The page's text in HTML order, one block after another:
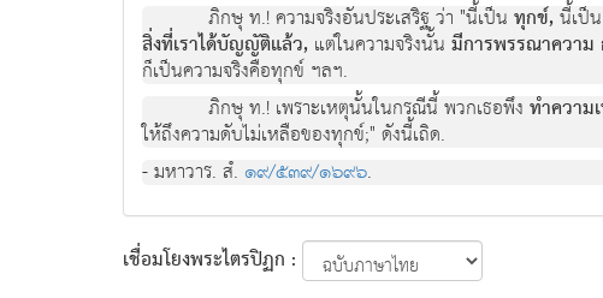
ภิกษุ ท.! ความจริงอันประเสริฐ วา "นี้เปนทุกข,นี้เปน
สิ่งที่เราได้บัญญัติแลว, แตในความจริงนั้น มีการพรรณาความ
ก็เปนความจริงคือทุกข ฯลฯ.
ภิกษุ ท.! เพราะเหตุนั้นในกรณีนี้ พวกเธอพึงทําความเ
ใหถึงความดับไมเหลือของทุกข;" ดังนี้เถิด.
- มหาวาร. สํ. ๑๙/๕๓๙/๑๖๙๖.
เชื่อมโยงพระไตรปิฏก :